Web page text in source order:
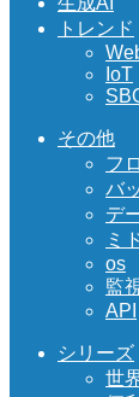
トレンド
IoT
その他
フ
バ
デ
ミ
os
監
API
シリーズ
世